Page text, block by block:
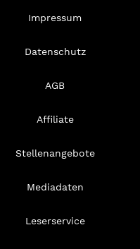
Impressum
Datenschutz
AGB
Affiliate
Stellenangebote
Mediadaten
Leserservice